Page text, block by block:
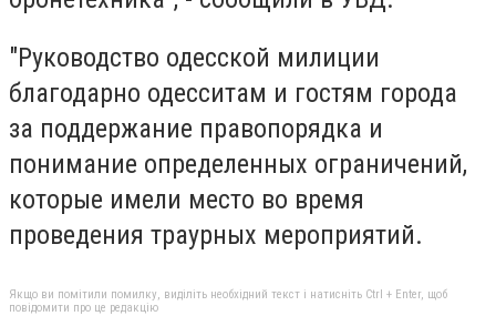
"Руководство одесской милиции
благодарно одесситам и гостям города
за поддержание правопорядка и
понимание определенных ограничений,
которые имели место во время
проведения траурных мероприятий.
Якщо ви помітили помилку, виділіть необхідний текст і натисніть Ctrl + Enter, щоб
повідомити про це редакцію